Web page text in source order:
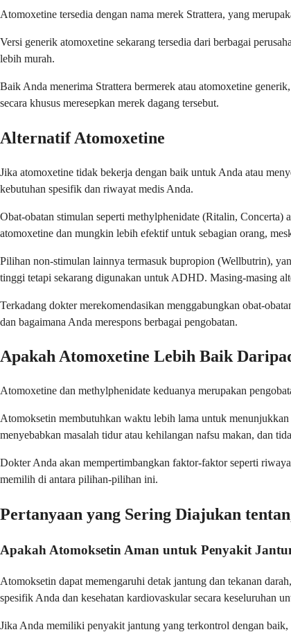
Atomoxetine tersedia dengan nama merek Strattera, yang
Versi generik atomoxetine sekarang tersedia dari berbagai
lebih murah.
Baik Anda menerima Strattera bermerek atau atomoxetine
secara khusus meresepkan merek dagang tersebut.
Alternatif Atomoxetine
Jika atomoxetine tidak bekerja dengan baik untuk Anda atau
kebutuhan spesifik dan riwayat medis Anda.
Obat-obatan stimulan seperti methylphenidate (Ritalin,
atomoxetine dan mungkin lebih efektif untuk sebagian orang,
Pilihan non-stimulan lainnya termasuk bupropion (Wellbutrin),
tinggi tetapi sekarang digunakan untuk ADHD. Masing-masing
Terkadang dokter merekomendasikan menggabungkan obat-
dan bagaimana Anda merespons berbagai pengobatan.
Apakah Atomoxetine Lebih Baik
Atomoxetine dan methylphenidate keduanya merupakan
Atomoksetin membutuhkan waktu lebih lama untuk
menyebabkan masalah tidur atau kehilangan nafsu makan, dan
Dokter Anda akan mempertimbangkan faktor-faktor seperti
memilih di antara pilihan-pilihan ini.
Pertanyaan yang Sering Diajukan
Apakah Atomoksetin Aman untuk Penyakit
Atomoksetin dapat memengaruhi detak jantung dan tekanan
spesifik Anda dan kesehatan kardiovaskular secara keseluruhan
Jika Anda memiliki penyakit jantung yang terkontrol dengan